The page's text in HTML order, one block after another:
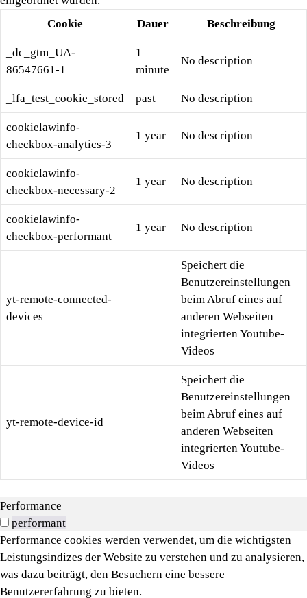
Cookie
Dauer Beschreibung
_dc_gtm_UA-
86547661-1
1
minute
No description
_lfa_test_cookie_stored past No description
cookielawinfo-
checkbox-analytics-3
1 year No description
cookielawinfo-
checkbox-necessary-2
1 year No description
cookielawinfo-
checkbox-performant
1 year No description
yt-remote-connected-
devices
Speichert die
Benutzereinstellungen
beim Abruf eines auf
anderen Webseiten
integrierten Youtube-
Videos
yt-remote-device-id
Speichert die
Benutzereinstellungen
beim Abruf eines auf
anderen Webseiten
integrierten Youtube-
Videos
Performance
performant
Performance cookies werden verwendet, um die wichtigsten
Leistungsindizes der Website zu verstehen und zu analysieren,
was dazu beiträgt, den Besuchern eine bessere
Benutzererfahrung zu bieten.